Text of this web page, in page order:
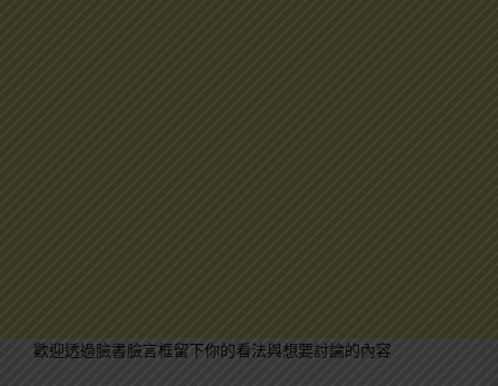
歡迎透過臉書臉言框留下你的看法與想要討論的內容